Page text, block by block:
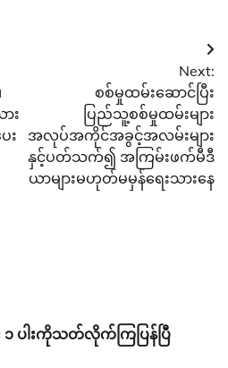
း
း
Next:
စစ်မှုထမ်းဆောင်ပြီး
ပြည်သူ့စစ်မှုထမ်းများ
အလုပ်အကိုင်အခွင့်အလမ်းများ
နှင့်ပတ်သက်၍ အကြမ်းဖက်မီဒီ
ယာများမဟုတ်မမှန်ရေးသားနေ
ပါးကိုသတ်လိုက်ကြပြန်ပြီ